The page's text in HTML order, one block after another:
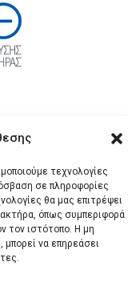
τεχνολογίες
σε πληροφορίες
θα μας επιτρέψει
όπως συμπεριφορά
τον ιστότοπο. Η μη
να επηρεάσει